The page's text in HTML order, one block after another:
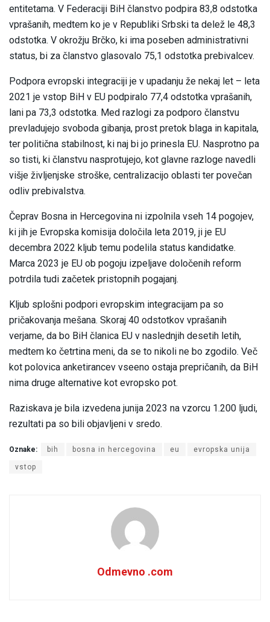
entitetama. V Federaciji BiH članstvo podpira 83,8 odstotka
vprašanih, medtem ko je v Republiki Srbski ta delež le 48,3
odstotka. V okrožju Brčko, ki ima poseben administrativni
status, bi za članstvo glasovalo 75,1 odstotka prebivalcev.
Podpora evropski integraciji je v upadanju že nekaj let – leta
2021 je vstop BiH v EU podpiralo 77,4 odstotka vprašanih,
lani pa 73,3 odstotka. Med razlogi za podporo članstvu
prevladujejo svoboda gibanja, prost pretok blaga in kapitala,
ter politična stabilnost, ki naj bi jo prinesla EU. Nasprotno pa
so tisti, ki članstvu nasprotujejo, kot glavne razloge navedli
višje življenjske stroške, centralizacijo oblasti ter povečan
odliv prebivalstva.
Čeprav Bosna in Hercegovina ni izpolnila vseh 14 pogojev,
ki jih je Evropska komisija določila leta 2019, ji je EU
decembra 2022 kljub temu podelila status kandidatke.
Marca 2023 je EU ob pogoju izpeljave določenih reform
potrdila tudi začetek pristopnih pogajanj.
Kljub splošni podpori evropskim integracijam pa so
pričakovanja mešana. Skoraj 40 odstotkov vprašanih
verjame, da bo BiH članica EU v naslednjih desetih letih,
medtem ko četrtina meni, da se to nikoli ne bo zgodilo. Več
kot polovica anketirancev vseeno ostaja prepričanih, da BiH
nima druge alternative kot evropsko pot.
Raziskava je bila izvedena junija 2023 na vzorcu 1.200 ljudi,
rezultati pa so bili objavljeni v sredo.
Oznake: bih bosna in hercegovina eu evropska unija
vstop
Odmevno .com